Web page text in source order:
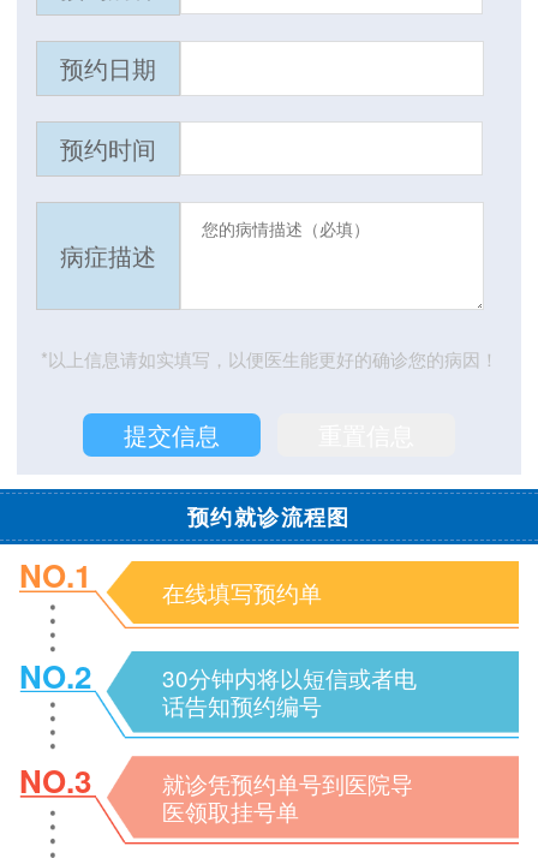
预约日期
预约时间
病症描述
*以上信息请如实填写，以便医生能更好的确诊您的病因！
预约就诊流程图
NO.1 在线填写预约单
NO.2
30分钟内将以短信或者电
话告知预约编号
NO.3
就诊凭预约单号到医院导
医领取挂号单